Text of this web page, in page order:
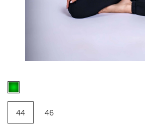
44 46